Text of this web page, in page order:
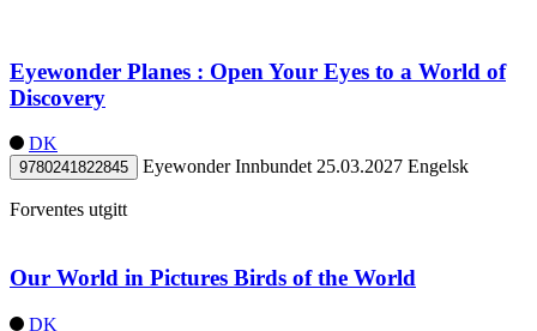
Eyewonder Planes : Open Your Eyes to a World of
Discovery
DK
9780241822845 Eyewonder Innbundet 25.03.2027 Engelsk
Forventes utgitt
Our World in Pictures Birds of the World
DK